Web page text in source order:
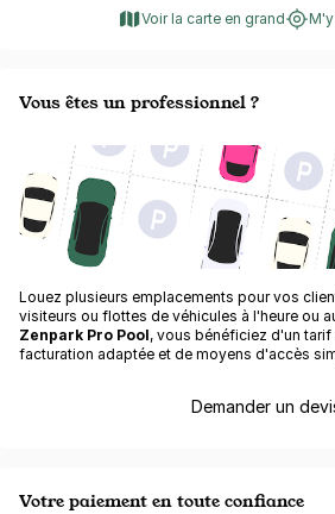
Voir la carte en grand
Vous êtes un professionnel ?
Louez plusieurs emplacements pour vos
visiteurs ou flottes de véhicules à l'heure ou
Zenpark Pro Pool, vous bénéficiez d'un
facturation adaptée et de moyens d'accès
Demander un
Votre paiement en toute confiance